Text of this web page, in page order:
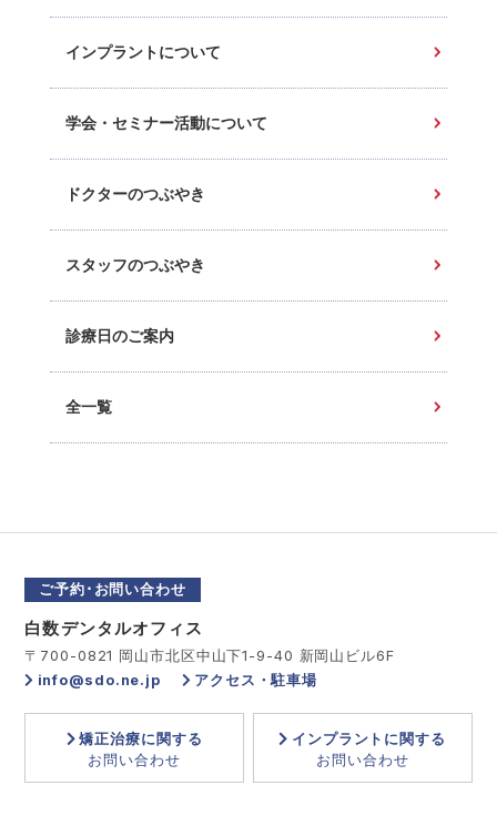
インプラントについて
学会・セミナー活動について
ドクターのつぶやき
スタッフのつぶやき
診療日のご案内
全一覧
ご予約･お問い合わせ
白数デンタルオフィス
〒700-0821 岡山市北区中山下1-9-40 新岡山ビル6F
info@sdo.ne.jp
アクセス・駐車場
矯正治療に関する
お問い合わせ
インプラントに関する
お問い合わせ